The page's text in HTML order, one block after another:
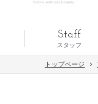
スタッフ
Staff
トップページ